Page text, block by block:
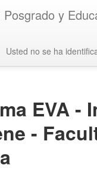
y
Usted no se ha
EVA -
-